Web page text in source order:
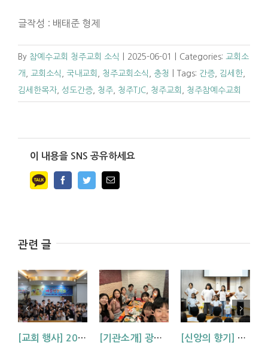
글작성 : 배태준 형제
By 참예수교회 청주교회 소식 2025-06-01 Categories: 교회소
개
교회소식 국내교회 청주교회소식 충청 Tags: 간증 김세한
김세한목자 성도간증 청주 청주TJC 청주교회 청주참예수교회
이 내용을 SNS 공유하세요
FacebookTwitterEmail
관련 글
[교회 행사] 2026 아동부 연합 여름성경학교 (부산, 거제, 대구) [기관소개] 광주교회 청년부를 소개합니다! [신앙의 향기] 우리 하나님은 크시다네_아동부 찬양